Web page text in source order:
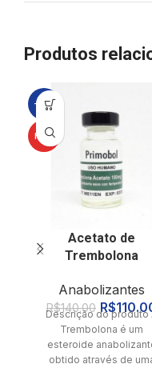
Produtos
-21%
HOT
Acetato de
Trembolona
Anabolizantes
R$140.00 R$
Descrição do produto
Trembolona é um
esteroide
obtido através de